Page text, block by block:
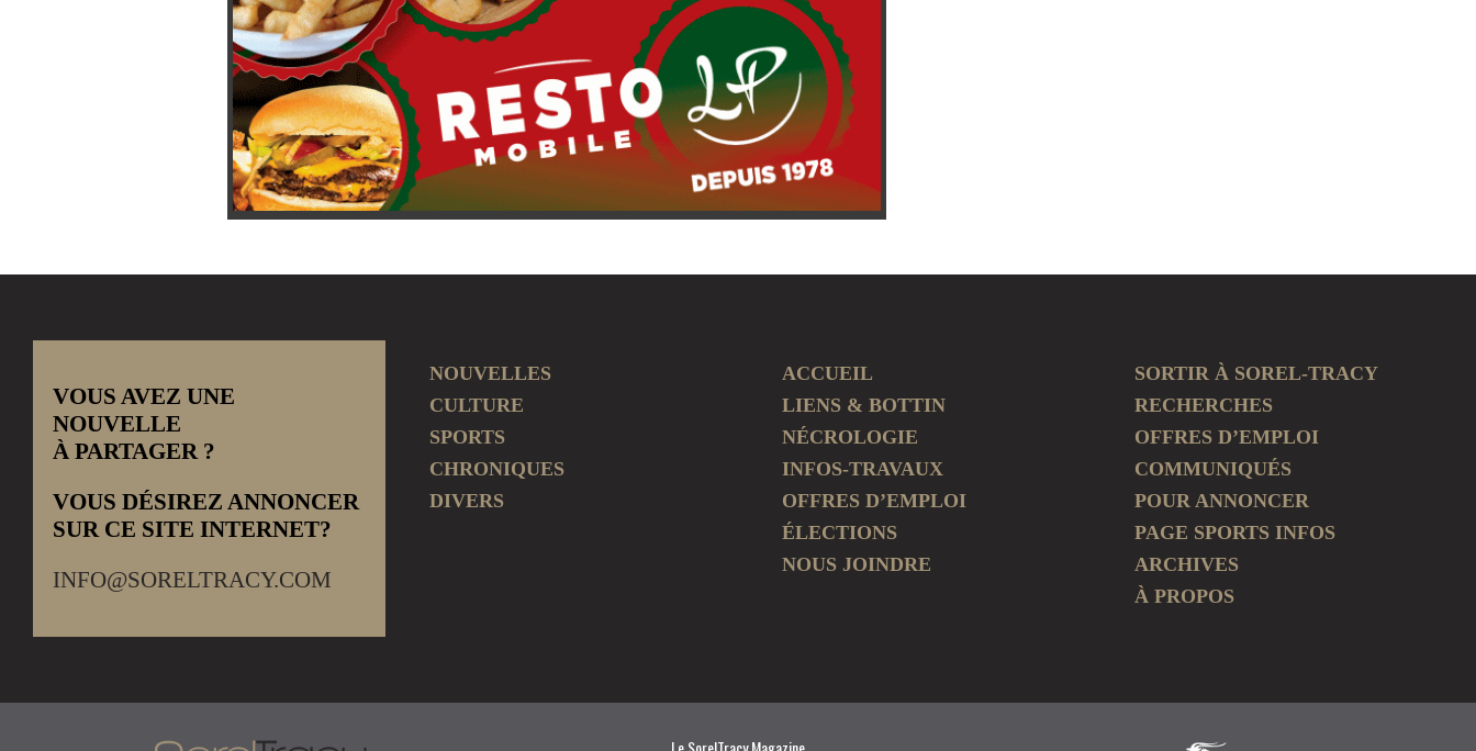
VOUS AVEZ UNE
NOUVELLE
À PARTAGER ?
VOUS DÉSIREZ ANNONCER
SUR CE SITE INTERNET?
INFO@SORELTRACY.COM
NOUVELLES
CULTURE
SPORTS
CHRONIQUES
DIVERS
ACCUEIL
LIENS & BOTTIN
NÉCROLOGIE
INFOS-TRAVAUX
OFFRES D’EMPLOI
ÉLECTIONS
NOUS JOINDRE
SORTIR À SOREL-TRACY
RECHERCHES
OFFRES D’EMPLOI
COMMUNIQUÉS
POUR ANNONCER
PAGE SPORTS INFOS
ARCHIVES
À PROPOS